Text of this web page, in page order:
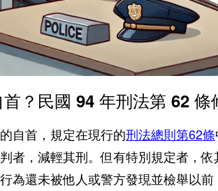
？民國 94 年刑法第 62 條
自首，規定在現行的刑法總則第62條
者，減輕其刑。但有特別規定者，
為還未被他人或警方發現並檢舉以